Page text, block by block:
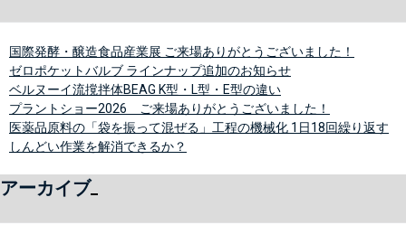
国際発酵・醸造食品産業展 ご来場ありがとうございました！
ゼロポケットバルブ ラインナップ追加のお知らせ
ベルヌーイ流撹拌体BEAG K型・L型・E型の違い
プラントショー2026 ご来場ありがとうございました！
医薬品原料の「袋を振って混ぜる」工程の機械化 1日18回繰り返す
しんどい作業を解消できるか？
アーカイブ